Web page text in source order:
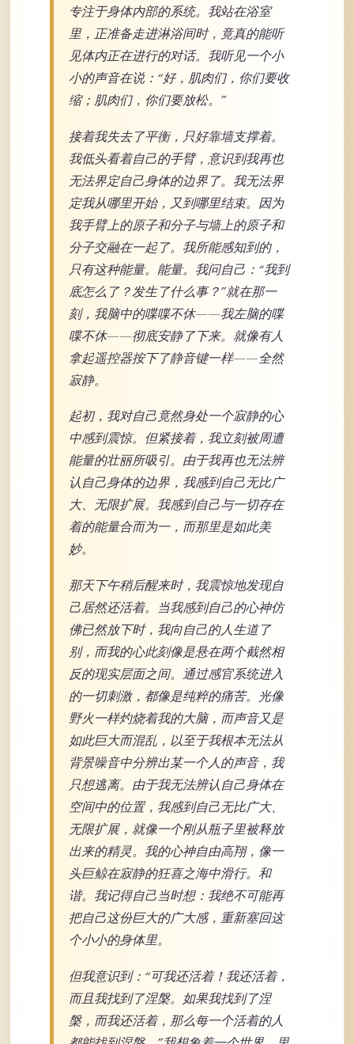
专注于身体内部的系统。我站在浴室
里，正准备走进淋浴间时，竟真的能听
见体内正在进行的对话。我听见一个小
小的声音在说：“好，肌肉们，你们要收
缩；肌肉们，你们要放松。”
接着我失去了平衡，只好靠墙支撑着。
我低头看着自己的手臂，意识到我再也
无法界定自己身体的边界了。我无法界
定我从哪里开始，又到哪里结束。因为
我手臂上的原子和分子与墙上的原子和
分子交融在一起了。我所能感知到的，
只有这种能量。能量。我问自己：“我到
底怎么了？发生了什么事？”就在那一
刻，我脑中的喋喋不休——我左脑的喋
喋不休——彻底安静了下来。就像有人
拿起遥控器按下了静音键一样——全然
寂静。
起初，我对自己竟然身处一个寂静的心
中感到震惊。但紧接着，我立刻被周遭
能量的壮丽所吸引。由于我再也无法辨
认自己身体的边界，我感到自己无比广
大、无限扩展。我感到自己与一切存在
着的能量合而为一，而那里是如此美
妙。
那天下午稍后醒来时，我震惊地发现自
己居然还活着。当我感到自己的心神仿
佛已然放下时，我向自己的人生道了
别，而我的心此刻像是悬在两个截然相
反的现实层面之间。通过感官系统进入
的一切刺激，都像是纯粹的痛苦。光像
野火一样灼烧着我的大脑，而声音又是
如此巨大而混乱，以至于我根本无法从
背景噪音中分辨出某一个人的声音，我
只想逃离。由于我无法辨认自己身体在
空间中的位置，我感到自己无比广大、
无限扩展，就像一个刚从瓶子里被释放
出来的精灵。我的心神自由高翔，像一
头巨鲸在寂静的狂喜之海中滑行。和
谐。我记得自己当时想：我绝不可能再
把自己这份巨大的广大感，重新塞回这
个小小的身体里。
但我意识到：“可我还活着！我还活着，
而且我找到了涅槃。如果我找到了涅
槃，而我还活着，那么每一个活着的人